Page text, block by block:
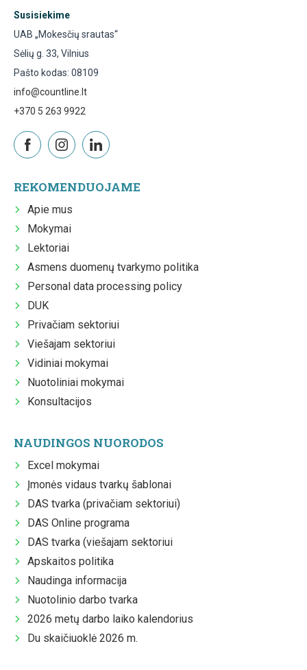
Susisiekime
UAB „Mokesčių srautas“
Sėlių g. 33, Vilnius
Pašto kodas: 08109
info@countline.lt
+370 5 263 9922
REKOMENDUOJAME
Apie mus
Mokymai
Lektoriai
Asmens duomenų tvarkymo politika
Personal data processing policy
DUK
Privačiam sektoriui
Viešajam sektoriui
Vidiniai mokymai
Nuotoliniai mokymai
Konsultacijos
NAUDINGOS NUORODOS
Excel mokymai
Įmonės vidaus tvarkų šablonai
DAS tvarka (privačiam sektoriui)
DAS Online programa
DAS tvarka (viešajam sektoriui
Apskaitos politika
Naudinga informacija
Nuotolinio darbo tvarka
2026 metų darbo laiko kalendorius
Du skaičiuoklė 2026 m.